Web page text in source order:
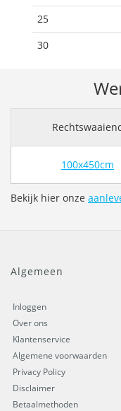
25
30
100x450cm
Bekijk hier onze
Algemeen
Inloggen
Over ons
Klantenservice
Algemene voorwaarden
Privacy Policy
Disclaimer
Betaalmethoden